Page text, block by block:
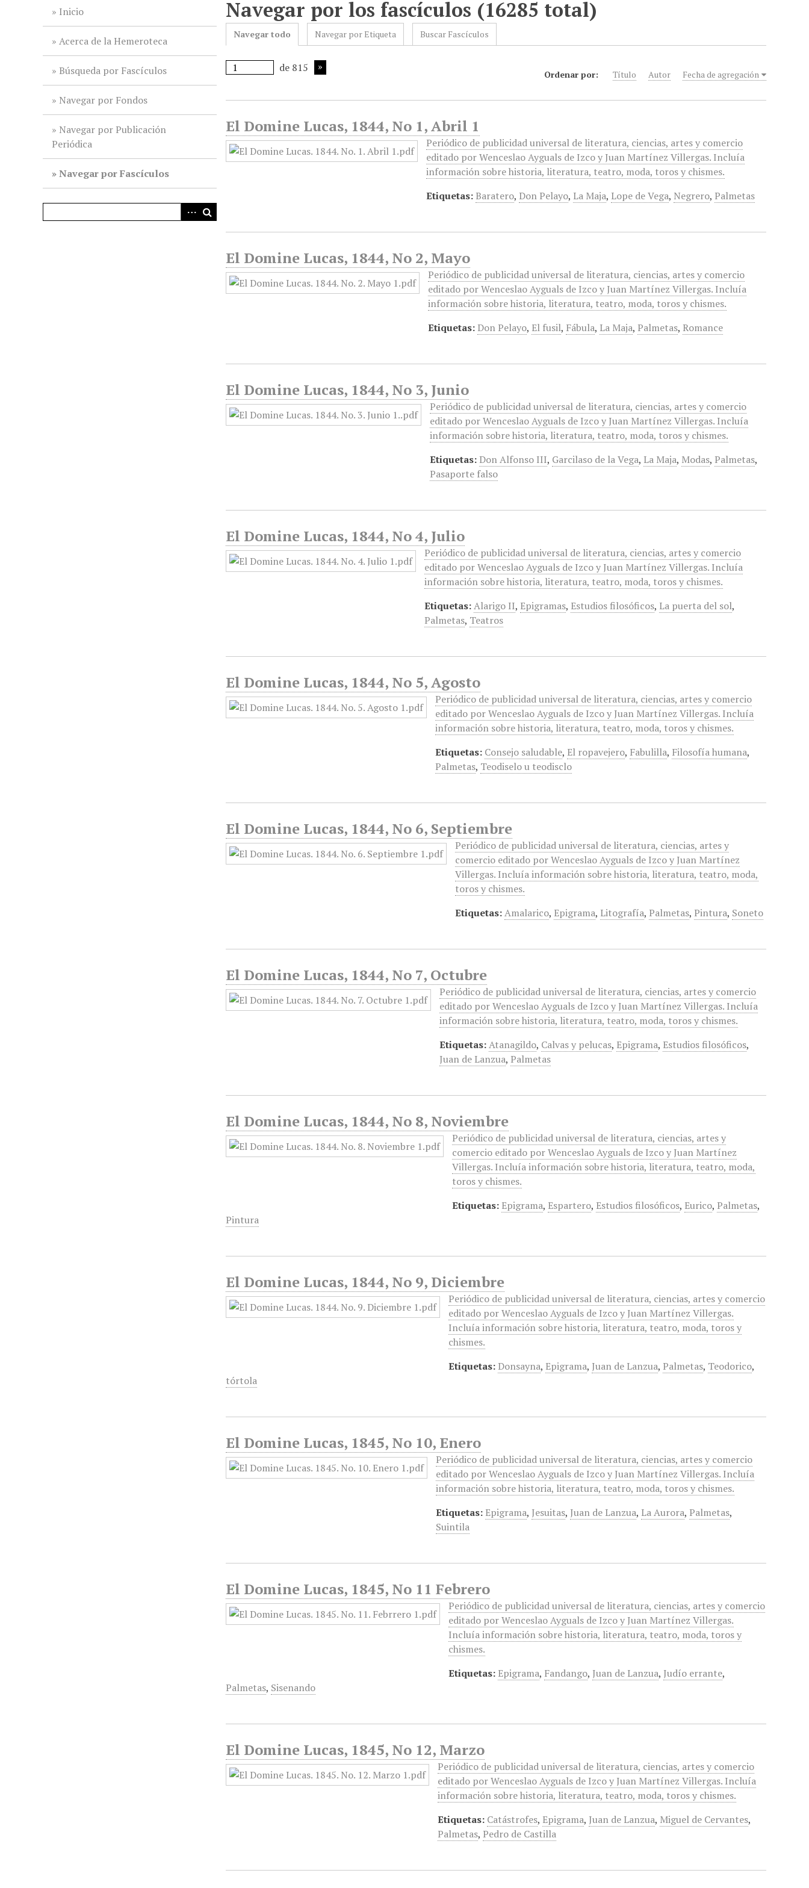
Inicio
Acerca de la Hemeroteca
Búsqueda por Fascículos
Navegar por Fondos
Navegar por Publicación
Periódica
Navegar por Fascículos
Navegar por los fascículos (16285 total)
Navegar todo Navegar por Etiqueta Buscar Fascículos
de 815
Ordenar por: Título Autor Fecha de agregación
El Domine Lucas, 1844, No 1, Abril 1
Periódico de publicidad universal de literatura, ciencias, artes y comercio
editado por Wenceslao Ayguals de Izco y Juan Martínez Villergas. Incluía
información sobre historia, literatura, teatro, moda, toros y chismes.
Etiquetas: Baratero, Don Pelayo, La Maja, Lope de Vega, Negrero, Palmetas
El Domine Lucas, 1844, No 2, Mayo
Periódico de publicidad universal de literatura, ciencias, artes y comercio
editado por Wenceslao Ayguals de Izco y Juan Martínez Villergas. Incluía
información sobre historia, literatura, teatro, moda, toros y chismes.
Etiquetas: Don Pelayo, El fusil, Fábula, La Maja, Palmetas, Romance
El Domine Lucas, 1844, No 3, Junio
Periódico de publicidad universal de literatura, ciencias, artes y comercio
editado por Wenceslao Ayguals de Izco y Juan Martínez Villergas. Incluía
información sobre historia, literatura, teatro, moda, toros y chismes.
Etiquetas: Don Alfonso III, Garcilaso de la Vega, La Maja, Modas, Palmetas,
Pasaporte falso
El Domine Lucas, 1844, No 4, Julio
Periódico de publicidad universal de literatura, ciencias, artes y comercio
editado por Wenceslao Ayguals de Izco y Juan Martínez Villergas. Incluía
información sobre historia, literatura, teatro, moda, toros y chismes.
Etiquetas:Alarigo II, Epigramas, Estudios filosóficos, La puerta del sol,
Palmetas, Teatros
El Domine Lucas, 1844, No 5, Agosto
Periódico de publicidad universal de literatura, ciencias, artes y comercio
editado por Wenceslao Ayguals de Izco y Juan Martínez Villergas. Incluía
información sobre historia, literatura, teatro, moda, toros y chismes.
Etiquetas: Consejo saludable, El ropavejero, Fabulilla, Filosofía humana,
Palmetas, Teodiselo u teodisclo
El Domine Lucas, 1844, No 6, Septiembre
Periódico de publicidad universal de literatura, ciencias, artes y
comercio editado por Wenceslao Ayguals de Izco y Juan Martínez
Villergas. Incluía información sobre historia, literatura, teatro, moda,
toros y chismes.
Etiquetas:Amalarico, Epigrama, Litografía, Palmetas, Pintura, Soneto
El Domine Lucas, 1844, No 7, Octubre
Periódico de publicidad universal de literatura, ciencias, artes y comercio
editado por Wenceslao Ayguals de Izco y Juan Martínez Villergas. Incluía
información sobre historia, literatura, teatro, moda, toros y chismes.
Etiquetas:Atanagildo, Calvas y pelucas, Epigrama, Estudios filosóficos,
Juan de Lanzua, Palmetas
El Domine Lucas, 1844, No 8, Noviembre
Periódico de publicidad universal de literatura, ciencias, artes y
comercio editado por Wenceslao Ayguals de Izco y Juan Martínez
Villergas. Incluía información sobre historia, literatura, teatro, moda,
toros y chismes.
Etiquetas: Epigrama, Espartero, Estudios filosóficos, Eurico, Palmetas,
Pintura
El Domine Lucas, 1844, No 9, Diciembre
Periódico de publicidad universal de literatura, ciencias, artes y comercio
editado por Wenceslao Ayguals de Izco y Juan Martínez Villergas.
Incluía información sobre historia, literatura, teatro, moda, toros y
chismes.
Etiquetas: Donsayna, Epigrama, Juan de Lanzua, Palmetas, Teodorico,
tórtola
El Domine Lucas, 1845, No 10, Enero
Periódico de publicidad universal de literatura, ciencias, artes y comercio
editado por Wenceslao Ayguals de Izco y Juan Martínez Villergas. Incluía
información sobre historia, literatura, teatro, moda, toros y chismes.
Etiquetas: Epigrama, Jesuitas, Juan de Lanzua, La Aurora, Palmetas,
Suintila
El Domine Lucas, 1845, No 11 Febrero
Periódico de publicidad universal de literatura, ciencias, artes y comercio
editado por Wenceslao Ayguals de Izco y Juan Martínez Villergas.
Incluía información sobre historia, literatura, teatro, moda, toros y
chismes.
Etiquetas: Epigrama, Fandango, Juan de Lanzua, Judío errante,
Palmetas, Sisenando
El Domine Lucas, 1845, No 12, Marzo
Periódico de publicidad universal de literatura, ciencias, artes y comercio
editado por Wenceslao Ayguals de Izco y Juan Martínez Villergas. Incluía
información sobre historia, literatura, teatro, moda, toros y chismes.
Etiquetas: Catástrofes, Epigrama, Juan de Lanzua, Miguel de Cervantes,
Palmetas, Pedro de Castilla